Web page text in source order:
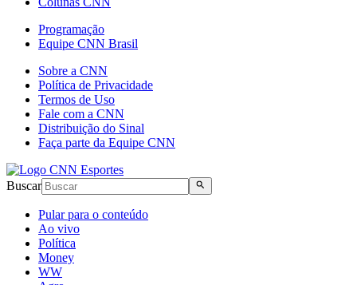
Programação
Equipe CNN Brasil
Sobre a CNN
Política de Privacidade
Termos de Uso
Fale com a CNN
Distribuição do Sinal
Faça parte da Equipe CNN
Buscar
Pular para o conteúdo
Ao vivo
Política
Money
WW